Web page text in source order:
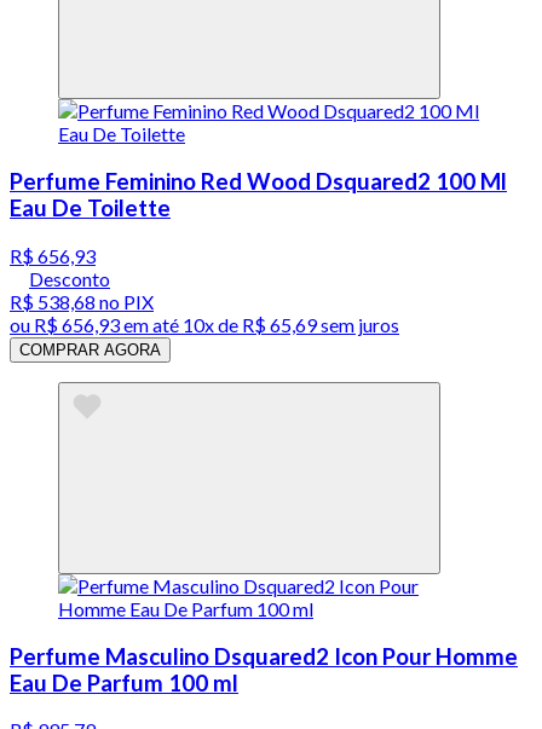
Perfume Feminino Red Wood Dsquared2 100 Ml
Eau De Toilette
R$ 656,93
Desconto
R$ 538,68 no PIX
ou R$ 656,93em até 10x de R$ 65,69 sem juros
COMPRAR AGORA
Perfume Masculino Dsquared2 Icon Pour Homme
Eau De Parfum 100 ml